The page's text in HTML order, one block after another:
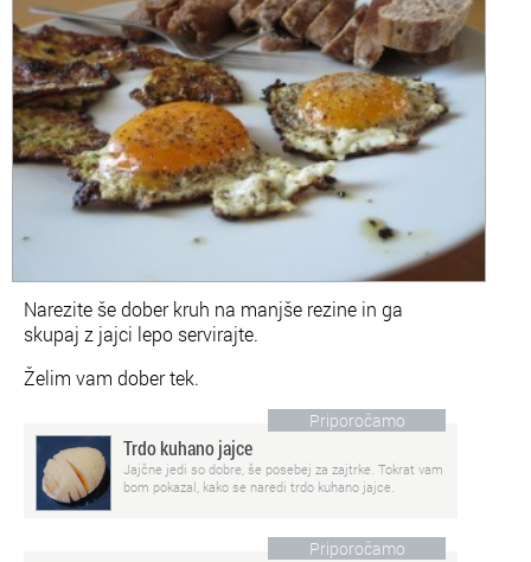
Narezite še dober kruh na manjše rezine in ga
skupaj z jajci lepo servirajte.
Želim vam dober tek.
Priporočamo
Trdo kuhano jajce
Jajčne jedi so dobre, še posebej za zajtrke. Tokrat vam
bom pokazal, kako se naredi trdo kuhano jajce.
Priporočamo